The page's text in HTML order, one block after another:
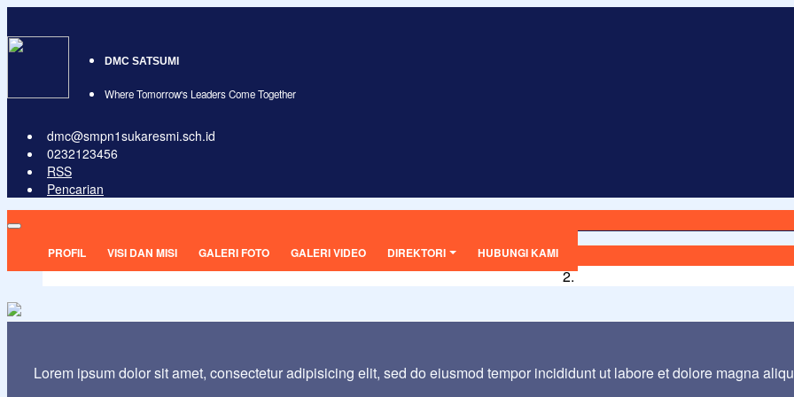
DMC SATSUMI
Where Tomorrow's Leaders Come Together
dmc@smpn1sukaresmi.sch.id
0232123456
RSS
Pencarian
PROFIL VISI DAN MISI GALERI FOTO GALERI VIDEO DIREKTORI HUBUNGI KAMI
Lorem ipsum dolor sit amet, consectetur adipisicing elit, sed do eiusmod tempor incididunt ut labore et dolore magna